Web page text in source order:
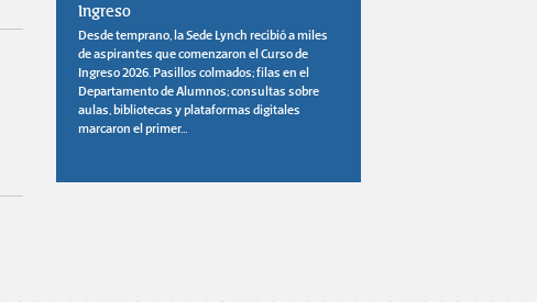
Ingreso
Desde temprano, la Sede Lynch recibió a miles
de aspirantes que comenzaron el Curso de
Ingreso 2026. Pasillos colmados; filas en el
Departamento de Alumnos; consultas sobre
aulas, bibliotecas y plataformas digitales
marcaron el primer...